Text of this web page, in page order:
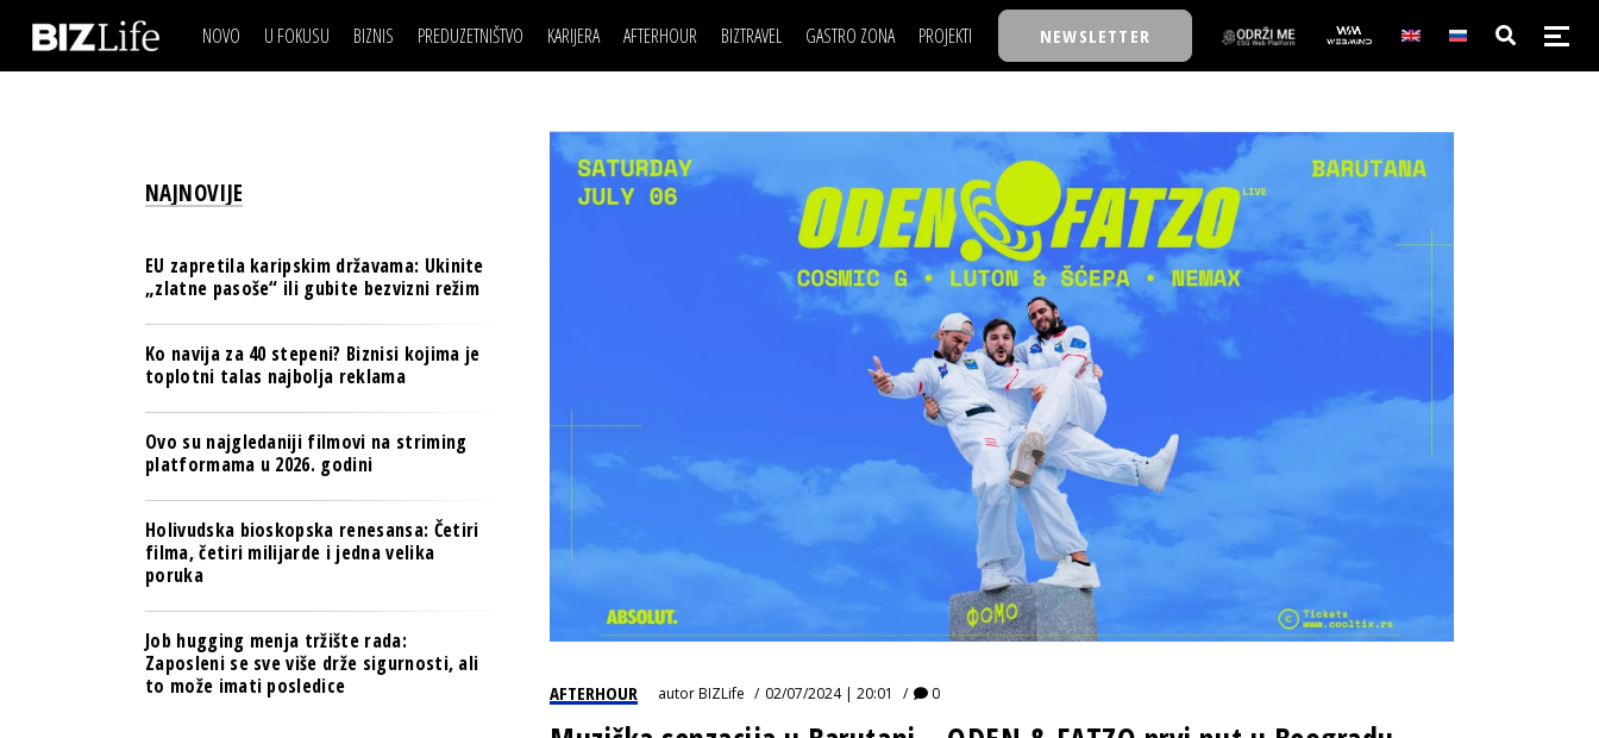
NOVO U FOKUSU BIZNIS
BANKE
OSIGURANJE
TECH I AI
BIZNIS & SPORT
PULS REGIONA
NOVO NA RAFU
PREDUZETNIŠTVO KARIJERA
LJUDI (HR)
MOJ UGAO
AFTERHOUR
KNJIGE
AUTO SVET
BIZTRAVEL GASTRO ZONA PROJEKTI
30 ISPOD 30
BACK TO OFFICE/SCHOOL
BIZBENDOVI
BIZKOLEGIJUM
BMW BIZNIS LIGA
BIZLIFE WEEK
IZJAVA GODINE
NEWSLETTER
IZJAVA DANABIZNIS SCENA
BREND I KOMUNIKACIJE
OSIGURANJE
TECH I AI
PULS REGIONA
POSAO
MOJ UGAO
USAVRŠAVANJE
KNOW-HOW
FILM I SCENA
AUTO SVET
STIL
WELLBEING
NAJKOLEGA
30 ISPOD 30
BIZBENDOVI
BIZKOLEGIJUM
BMW BIZNIS LIGA
BIZLIFE WEEK
IZJAVA GODINE
AFTERHOUR autorBIZLife 02/07/2024 | 20:01 0
NAJNOVIJE
EU zapretila karipskim državama: Ukinite
„zlatne pasoše“ ili gubite bezvizni režim
Ko navija za 40 stepeni? Biznisi kojima je
toplotni talas najbolja reklama
Ovo su najgledaniji filmovi na striming
platformama u 2026. godini
Holivudska bioskopska renesansa: Četiri
filma, četiri milijarde i jedna velika
poruka
Job hugging menja tržište rada:
Zaposleni se sve više drže sigurnosti, ali
to može imati posledice